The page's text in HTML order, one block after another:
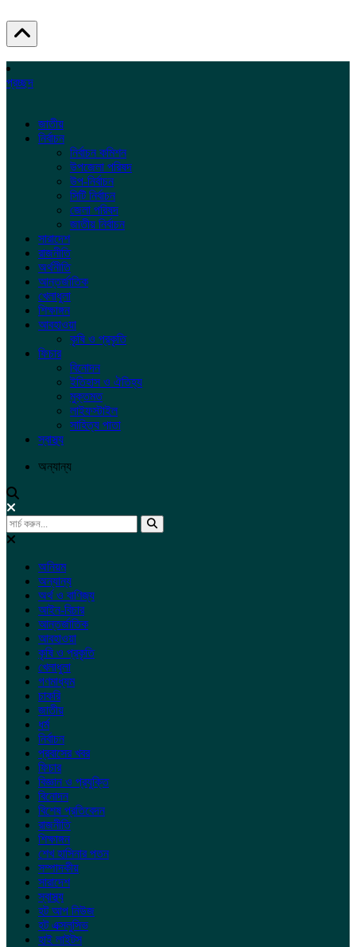
প্রচ্ছদ
জাতীয়
নির্বাচন
নির্বাচন কমিশন
উপজেলা পরিষদ
উপ-নির্বাচন
সিটি নির্বাচন
জেলা পরিষদ
জাতীয় নির্বাচন
সারাদেশ
রাজনীতি
অর্থনীতি
আন্তর্জাতিক
খেলাধুলা
শিক্ষাঙ্গন
আবহাওয়া
কৃষি ও প্রকৃতি
ফিচার
বিনোদন
ইতিহাস ও ঐতিহ্য
মুক্তমত
লাইফস্টাইল
সাহিত্য পাতা
স্বাস্থ্য
অন্যান্য
অনিয়ম
অন্যান্য
অর্থ ও বাণিজ্য
আইন-বিচার
আন্তর্জাতিক
আবহাওয়া
কৃষি ও প্রকৃতি
খেলাধুলা
গণমাধ্যম
চাকরি
জাতীয়
ধর্ম
নির্বাচন
প্রবাসের খবর
ফিচার
বিজ্ঞান ও প্রযুক্তি
বিনোদন
বিশেষ প্রতিবেদন
রাজনীতি
শিক্ষাঙ্গন
শেখ হাসিনার পতন
সম্পাদকীয়
সারাদেশ
স্বাস্থ্য
হট আপ নিউজ
হট এক্সলুসিভ
হাই লাইটস